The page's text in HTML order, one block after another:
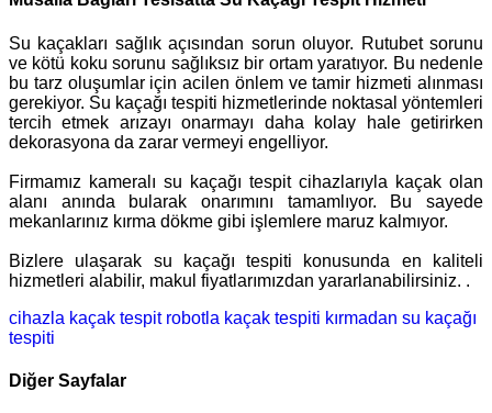
Su kaçakları sağlık açısından sorun oluyor. Rutubet sorunu
ve kötü koku sorunu sağlıksız bir ortam yaratıyor. Bu nedenle
bu tarz oluşumlar için acilen önlem ve tamir hizmeti alınması
gerekiyor. Su kaçağı tespiti hizmetlerinde noktasal yöntemleri
tercih etmek arızayı onarmayı daha kolay hale getirirken
dekorasyona da zarar vermeyi engelliyor.
Firmamız kameralı su kaçağı tespit cihazlarıyla kaçak olan
alanı anında bularak onarımını tamamlıyor. Bu sayede
mekanlarınız kırma dökme gibi işlemlere maruz kalmıyor.
Bizlere ulaşarak su kaçağı tespiti konusunda en kaliteli
hizmetleri alabilir, makul fiyatlarımızdan yararlanabilirsiniz. .
cihazla kaçak tespitrobotla kaçak tespiti kırmadan su kaçağı
tespiti
Diğer Sayfalar